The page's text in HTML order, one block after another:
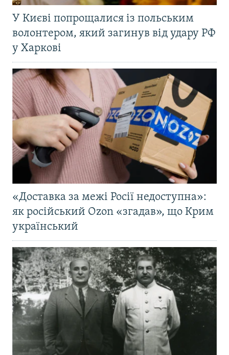
У Києві попрощалися із польським
волонтером, який загинув від удару РФ
у Харкові
«Доставка за межі Росії недоступна»:
як російський Ozon «згадав», що Крим
український